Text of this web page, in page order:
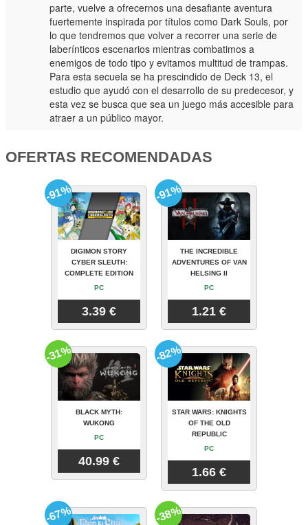
parte, vuelve a ofrecernos una desafiante aventura
fuertemente inspirada por títulos como Dark Souls, por
lo que tendremos que volver a recorrer una serie de
laberínticos escenarios mientras combatimos a
enemigos de todo tipo y evitamos multitud de trampas.
Para esta secuela se ha prescindido de Deck 13, el
estudio que ayudó con el desarrollo de su predecesor, y
esta vez se busca que sea un juego más accesible para
atraer a un público mayor.
OFERTAS RECOMENDADAS
DIGIMON STORY
CYBER SLEUTH:
COMPLETE EDITION
PC
3.39 €
-91%
THE INCREDIBLE
ADVENTURES OF VAN
HELSING II
PC
1.21 €
-91%
BLACK MYTH:
WUKONG
PC
40.99 €
-31%
STAR WARS: KNIGHTS
OF THE OLD
REPUBLIC
PC
1.66 €
-82%
-67% -38%